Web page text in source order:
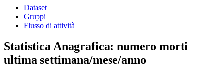
Dataset
Gruppi
Flusso di attività
Statistica Anagrafica: numero morti
ultima settimana/mese/anno